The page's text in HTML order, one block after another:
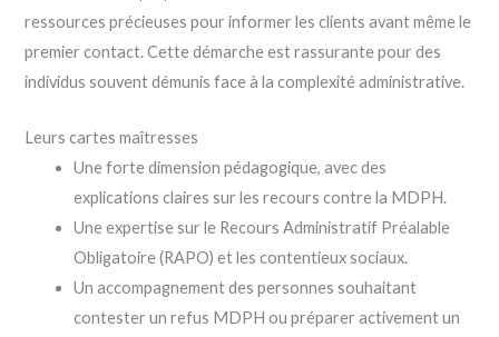
ressources précieuses pour informer les clients avant même le
premier contact. Cette démarche est rassurante pour des
individus souvent démunis face à la complexité administrative.
Leurs cartes maîtresses
Une forte dimension pédagogique, avec des
explications claires sur les recours contre la MDPH.
Une expertise sur le Recours Administratif Préalable
Obligatoire (RAPO) et les contentieux sociaux.
Un accompagnement des personnes souhaitant
contester un refus MDPH ou préparer activement un